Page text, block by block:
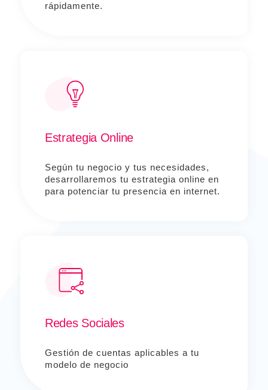
rápidamente.
Estrategia Online
Según tu negocio y tus necesidades,
desarrollaremos tu estrategia online en
para potenciar tu presencia en internet.
Redes Sociales
Gestión de cuentas aplicables a tu
modelo de negocio